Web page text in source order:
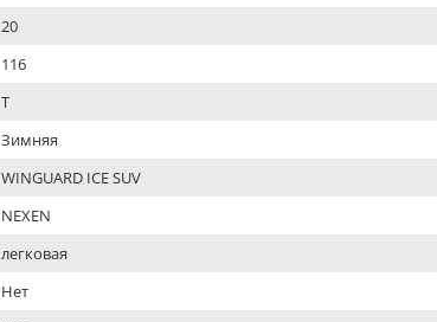
20
116
T
Зимняя
WINGUARD ICE SUV
NEXEN
легковая
Нет